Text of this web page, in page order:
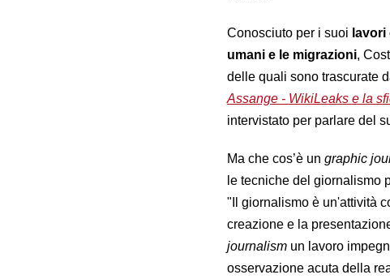
Conosciuto per i suoi
umani e le migrazioni,
delle quali sono trascurate
Assange - WikiLeaks e la
intervistato per parlare del
Ma che cos’è un graphic
le tecniche del giornalismo
"Il giornalismo è un'attività
creazione e la
journalism un lavoro
osservazione acuta della